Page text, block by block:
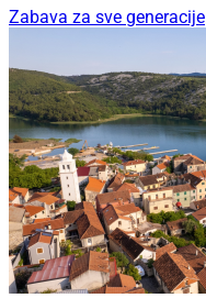
Zabava za sve generacije